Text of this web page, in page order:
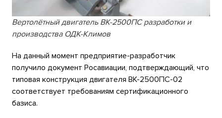
Вертолётный двигатель ВК-2500ПС разработки и
производства ОДК-Климов
На данный момент предприятие-разработчик
получило документ Росавиации, подтверждающий, что
типовая конструкция двигателя ВК-2500ПС-02
соответствует требованиям сертификационного
базиса.